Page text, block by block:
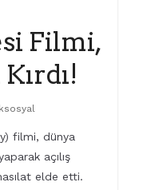
Filmi,
filmi, dünya
açılış
elde etti.